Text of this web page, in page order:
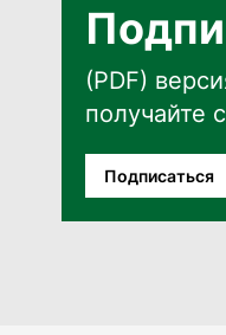
(PDF)
получайте
Подписаться